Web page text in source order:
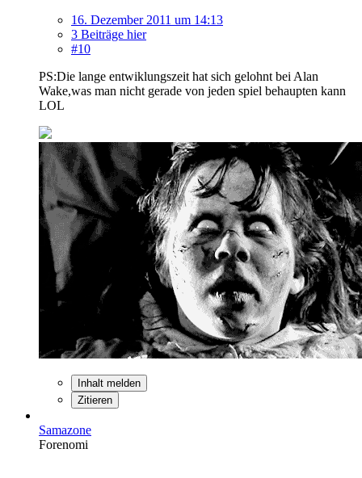
16. Dezember 2011 um 14:13
3 Beiträge hier
#10
PS:Die lange entwiklungszeit hat sich gelohnt bei Alan
Wake,was man nicht gerade von jeden spiel behaupten kann
LOL
Inhalt melden
Zitieren
Samazone
Forenomi